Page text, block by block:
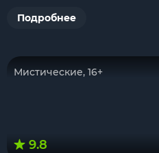
Подробнее
Мистические, 16+
9.8